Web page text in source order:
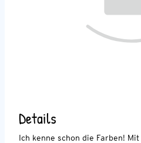
Details
Ich kenne schon die Farben!